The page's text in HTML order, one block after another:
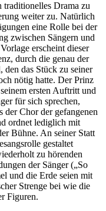
traditionelles Drama zu
weiter zu. Natürlich
eine Rolle bei der
zwischen Sängern und
erscheint dieser
durch die genau der
das Stück zu seiner
nötig hatte. Der Prinz
ersten Auftritt und
für sich sprechen,
der Chor der gefangenen
ordnet lediglich mit
Bühne. An seiner Statt
gestaltet
zu hörenden
der Sänger („So
und die Erde seien mit
Strenge bei wie die
Figuren.